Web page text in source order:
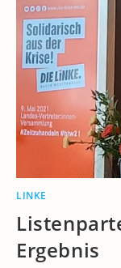
LINKE
Ergebnis